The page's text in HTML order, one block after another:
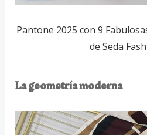
Pantone 2025 con 9
de Seda
La geometría moderna